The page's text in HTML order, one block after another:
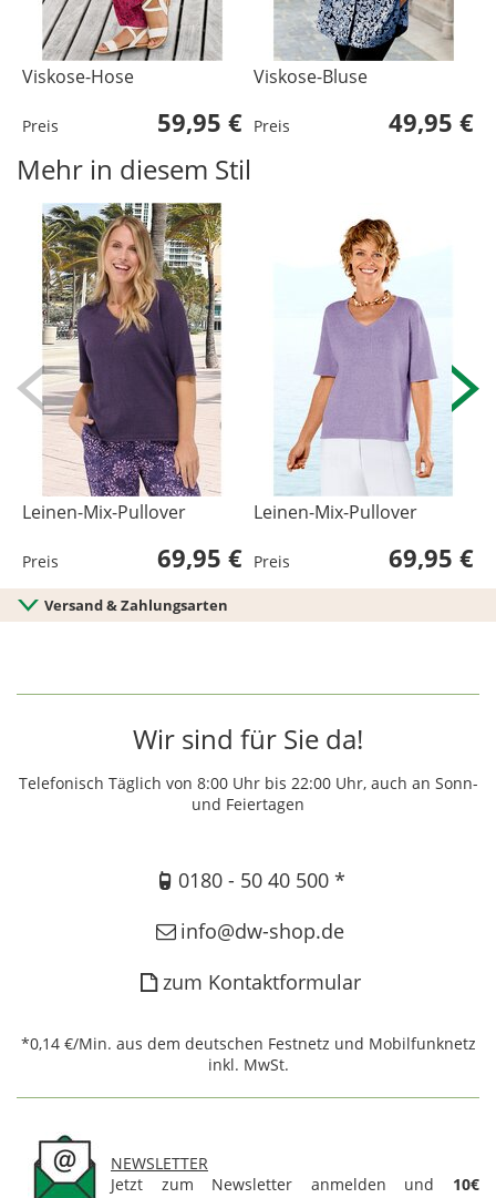
Viskose-Hose
Preis 59,95 €
Viskose-Bluse
Preis 49,95 €
Mehr in diesem Stil
Leinen-Mix-Pullover
Preis 69,95 €
Leinen-Mix-Pullover
Preis 69,95 €
Versand & Zahlungsarten
Wir sind für Sie da!
Telefonisch Täglich von 8:00 Uhr bis 22:00 Uhr, auch an Sonn-
und Feiertagen
0180 - 50 40 500 *
info@dw-shop.de
zum Kontaktformular
*0,14 €/Min. aus dem deutschen Festnetz und Mobilfunknetz
inkl. MwSt.
NEWSLETTER
Jetzt zum Newsletter anmelden und 10€